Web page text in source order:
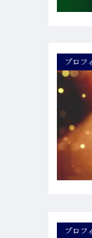
プロフ
プロフ